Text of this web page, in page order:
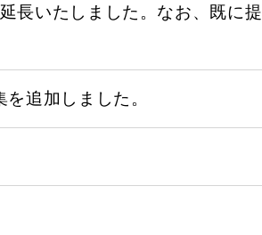
長いたしました。なお、既に
追加しました。